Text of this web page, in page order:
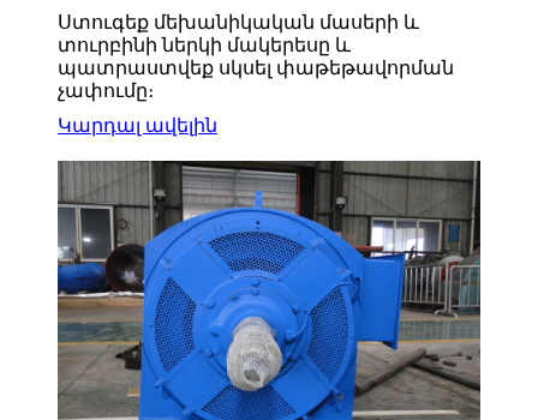
Ստուգեք մեխանիկական մասերի և
տուրբինի ներկի մակերեսը և
պատրաստվեք սկսել փաթեթավորման
չափումը։
Կարդալ ավելին